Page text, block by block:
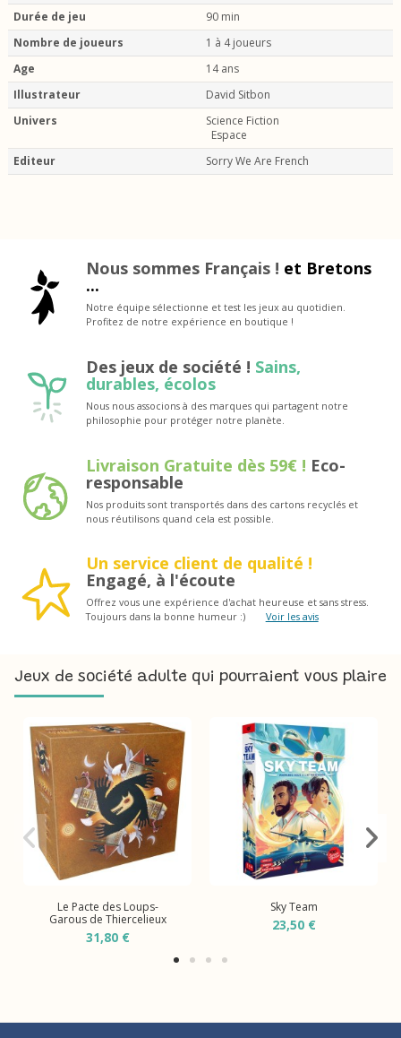
Durée de jeu
90 min
Nombre de joueurs
1 à 4 joueurs
Age
14 ans
Illustrateur
David Sitbon
Univers
Science Fiction
Espace
Editeur
Sorry We Are French
Nous sommes Français ! et Bretons
...
Notre équipe sélectionne et test les jeux au quotidien.
Profitez de notre expérience en boutique !
Des jeux de société ! Sains,
durables, écolos
Nous nous associons à des marques qui partagent notre
philosophie pour protéger notre planète.
Livraison Gratuite dès 59€ ! Eco-
responsable
Nos produits sont transportés dans des cartons recyclés et
nous réutilisons quand cela est possible.
Un service client de qualité !
Engagé, à l'écoute
Offrez vous une expérience d'achat heureuse et sans stress.
Toujours dans la bonne humeur :)
Voir les avis
Jeux de société adulte qui pourraient vous plaire
Le Pacte des Loups-
Garous de Thiercelieux
31,80 €
Sky Team
23,50 €